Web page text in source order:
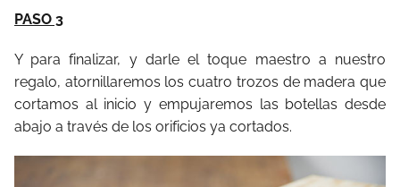
PASO 3
Y para finalizar, y darle el toque maestro a nuestro
regalo, atornillaremos los cuatro trozos de madera que
cortamos al inicio y empujaremos las botellas desde
abajo a través de los orificios ya cortados.